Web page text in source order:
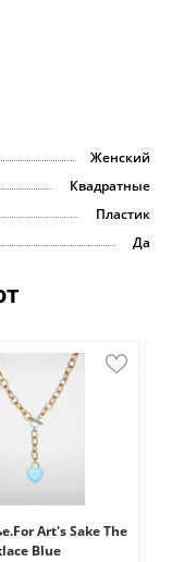
Женский
Квадратные
Пластик
Да
Art's Sake The
Blue